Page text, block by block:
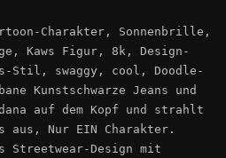
Charakter, Sonnenbrille,
Kaws Figur, 8k, Design-
Stil, swaggy, cool, Doodle-
Kunstschwarze Jeans und
auf dem Kopf und strahlt
aus, Nur EIN Charakter.
Design mit